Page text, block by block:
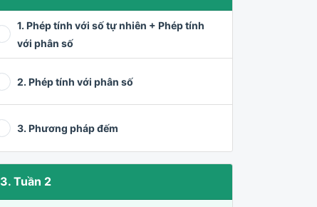
1. Phép tính với số tự nhiên + Phép tính
với phân số
2. Phép tính với phân số
3. Phương pháp đếm
3. Tuần 2